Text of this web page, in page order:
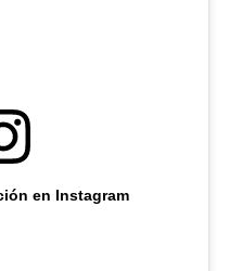
en Instagram